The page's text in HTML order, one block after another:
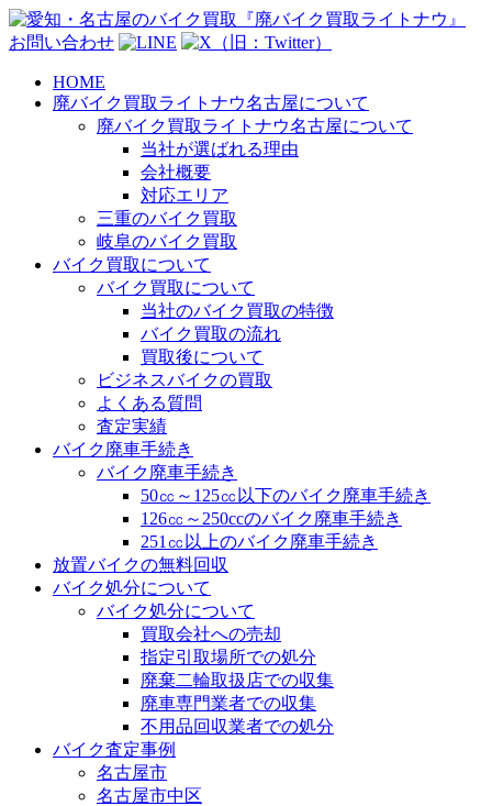
お問い合わせ
HOME
廃バイク買取ライトナウ名古屋について
廃バイク買取ライトナウ名古屋について
当社が選ばれる理由
会社概要
対応エリア
三重のバイク買取
岐阜のバイク買取
バイク買取について
バイク買取について
当社のバイク買取の特徴
バイク買取の流れ
買取後について
ビジネスバイクの買取
よくある質問
査定実績
バイク廃車手続き
バイク廃車手続き
50㏄～125㏄以下のバイク廃車手続き
126㏄～250ccのバイク廃車手続き
251㏄以上のバイク廃車手続き
放置バイクの無料回収
バイク処分について
バイク処分について
買取会社への売却
指定引取場所での処分
廃棄二輪取扱店での収集
廃車専門業者での収集
不用品回収業者での処分
バイク査定事例
名古屋市
名古屋市中区